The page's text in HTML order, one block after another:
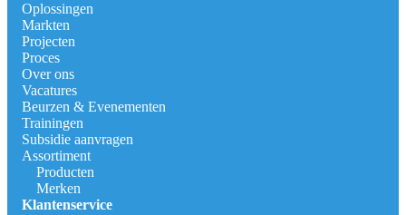
Oplossingen
Markten
Projecten
Proces
Over ons
Vacatures
Beurzen & Evenementen
Trainingen
Subsidie aanvragen
Assortiment
Producten
Merken
Klantenservice